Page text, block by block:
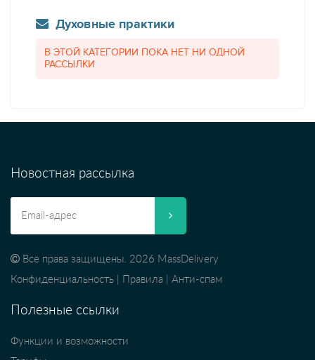
Духовные практики
В ЭТОЙ КАТЕГОРИИ ПОКА НЕТ НИ ОДНОЙ
РАССЫЛКИ
Новостная рассылка
Все права защищены. 2026 MassDelivery
Конфиденциальность
Правила Анти-спам
Полезные ссылки
Функции и возможности